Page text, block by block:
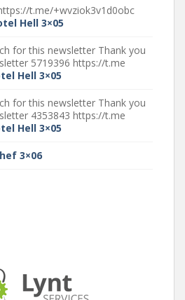
t.me/+wvziok3v1d0obc
Hell 3×05
for this newsletter Thank you
5719396 https://t.me
Hell 3×05
for this newsletter Thank you
4353843 https://t.me
Hell 3×05
3×06